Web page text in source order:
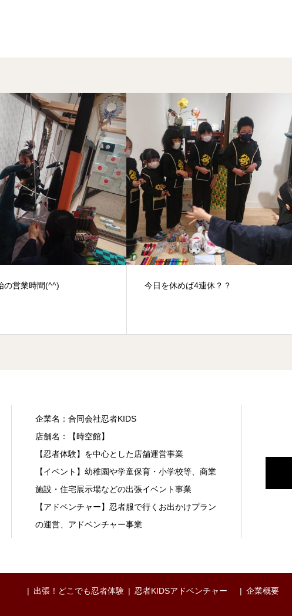
今日を休めば4連休？？ 新事業のお知らせ
企業名：合同会社忍者KIDS
店舗名：【時空館】
【忍者体験】を中心とした店舗運営事業
【イベント】幼稚園や学童保育・小学校等、商業
施設・住宅展示場などの出張イベント事業
【アドベンチャー】忍者服で行くお出かけプラン
の運営、アドベンチャー事業
出張！どこでも忍者体験 忍者KIDSアドベンチャー 企業概要